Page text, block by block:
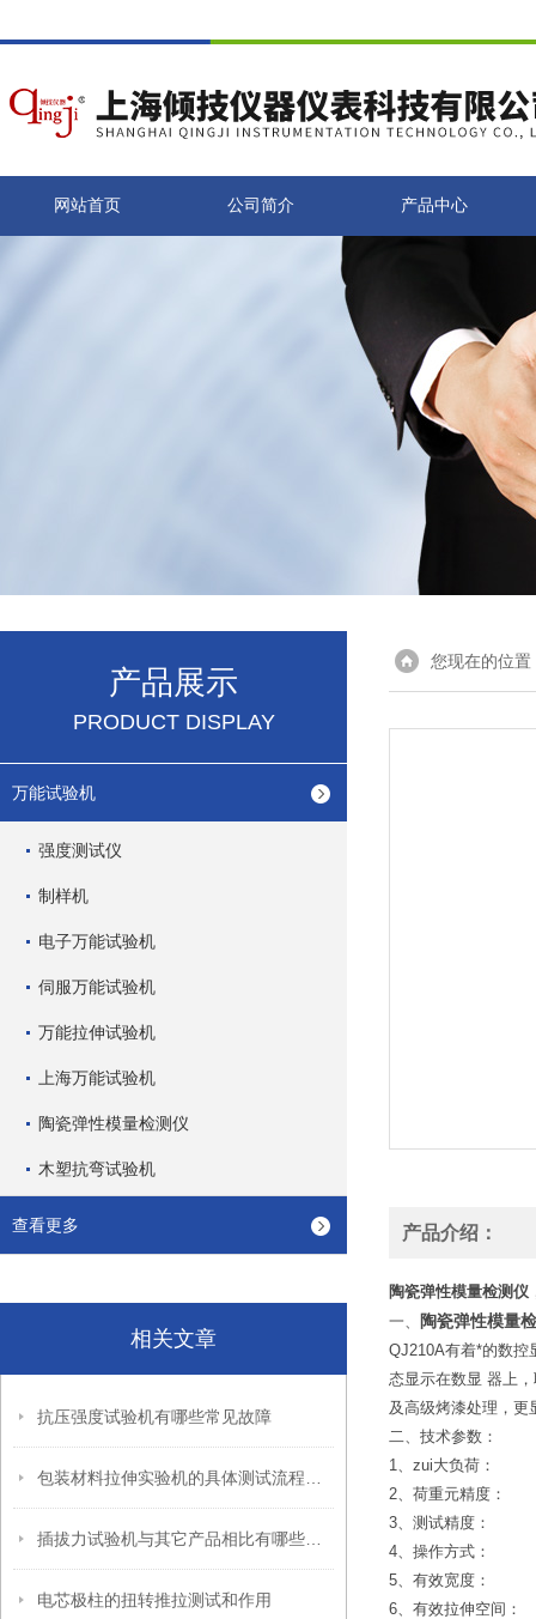
网站首页 公司简介 产品中心
产品展示
PRODUCT DISPLAY
万能试验机
强度测试仪
制样机
电子万能试验机
伺服万能试验机
万能拉伸试验机
上海万能试验机
陶瓷弹性模量检测仪
木塑抗弯试验机
查看更多
相关文章
抗压强度试验机有哪些常见故障
电芯极柱的扭转推拉测试和作用
您现在的位置
产品介绍：
陶瓷弹性模量检测仪
一、
陶瓷弹性模量
QJ210A有着*的数控
态显示在数显 器上
及高级烤漆处理，更
二、 技术参数：
1、zui大负荷
2、荷重元
3、测试精度
4、操作方式：
5、有效宽度
6、有效拉伸空间